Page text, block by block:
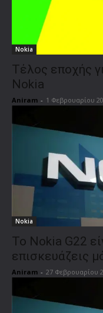
Nokia
Τέλος εποχής
Nokia
Aniram - 1 Φεβρουαρίου
Nokia
Το Nokia G22
επισκευάζεις
Aniram - 27 Φεβρουαρίου